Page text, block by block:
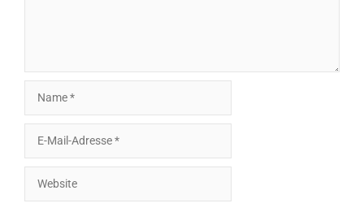
Mail-
Adresse